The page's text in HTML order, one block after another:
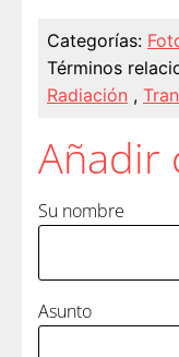
Categorías:
Términos
Radiación ,
Añadir
Su nombre
Asunto